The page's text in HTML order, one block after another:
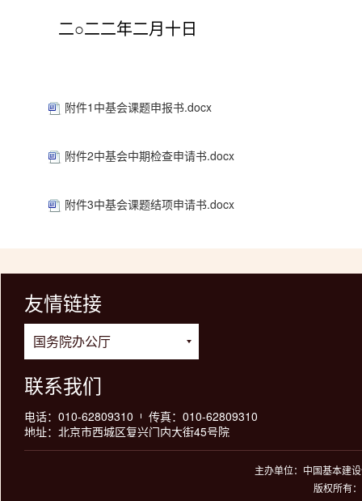
二○二二年二月十日
附件1中基会课题申报书.docx
附件2中基会中期检查申请书.docx
附件3中基会课题结项申请书.docx
友情链接
联系我们
电话：010-62809310
传真：010-62809310
地址：北京市西城区复兴门内大街45号院
主办单位：中国基本建
版权所有